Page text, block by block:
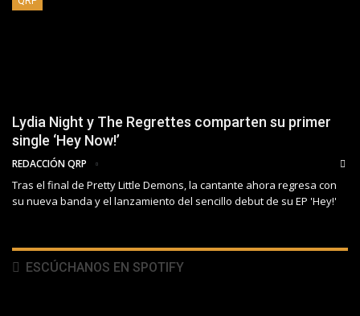
Lydia Night y The Regrettes comparten su primer
single ‘Hey Now!’
REDACCIÓN QRP
Tras el final de Pretty Little Demons, la cantante ahora regresa con
su nueva banda y el lanzamiento del sencillo debut de su EP 'Hey!'
ESCÚCHANOS EN SPOTIFY